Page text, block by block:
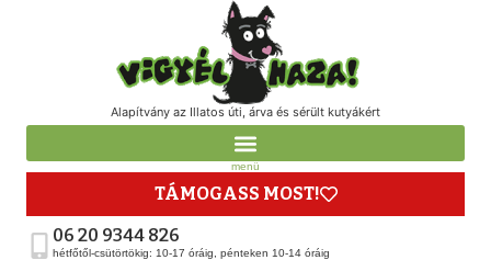
Alapítvány az Illatos úti, árva és sérült kutyákért
menü
TÁMOGASS MOST!
06 20 9344 826
hétfőtől-csütörtökig: 10-17 óráig, pénteken 10-14 óráig